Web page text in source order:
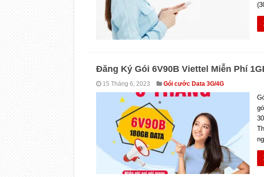
Đăng Ký Gói 6V90B Viettel Miễn Phí
15 Tháng 6, 2023 Gói cước Data 3G/4G